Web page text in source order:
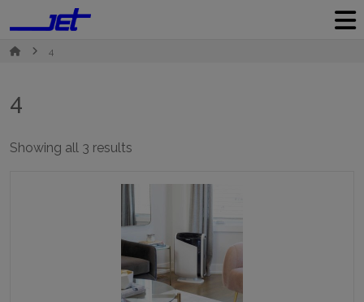
4
4
Showing all 3 results
popularity